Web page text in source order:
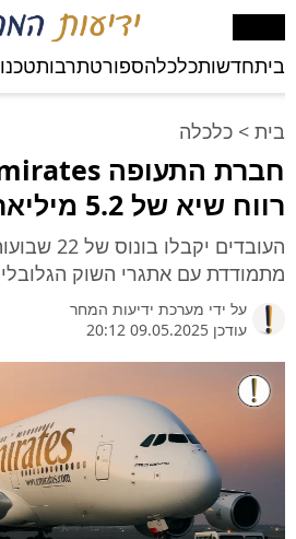
ביתחדשותכלכלהספורטתרבות
בית > כלכלה
רווח שיא של 5.2 מיליארד דולר
העובדים
מתמודדת עם אתגרי השוק הגלובלי
על ידי מערכת ידיעות המחר
עודכן 09.05.2025 20:12